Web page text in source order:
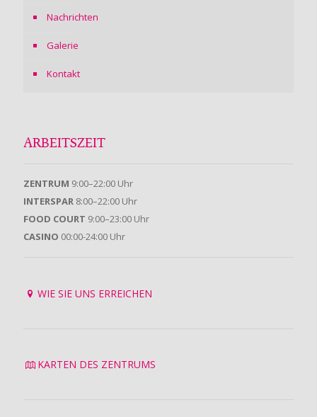
Nachrichten
Galerie
Kontakt
ARBEITSZEIT
ZENTRUM 9:00–22:00 Uhr
INTERSPAR 8:00–22:00 Uhr
FOOD COURT 9:00–23:00 Uhr
CASINO 00:00-24:00 Uhr
WIE SIE UNS ERREICHEN
KARTEN DES ZENTRUMS